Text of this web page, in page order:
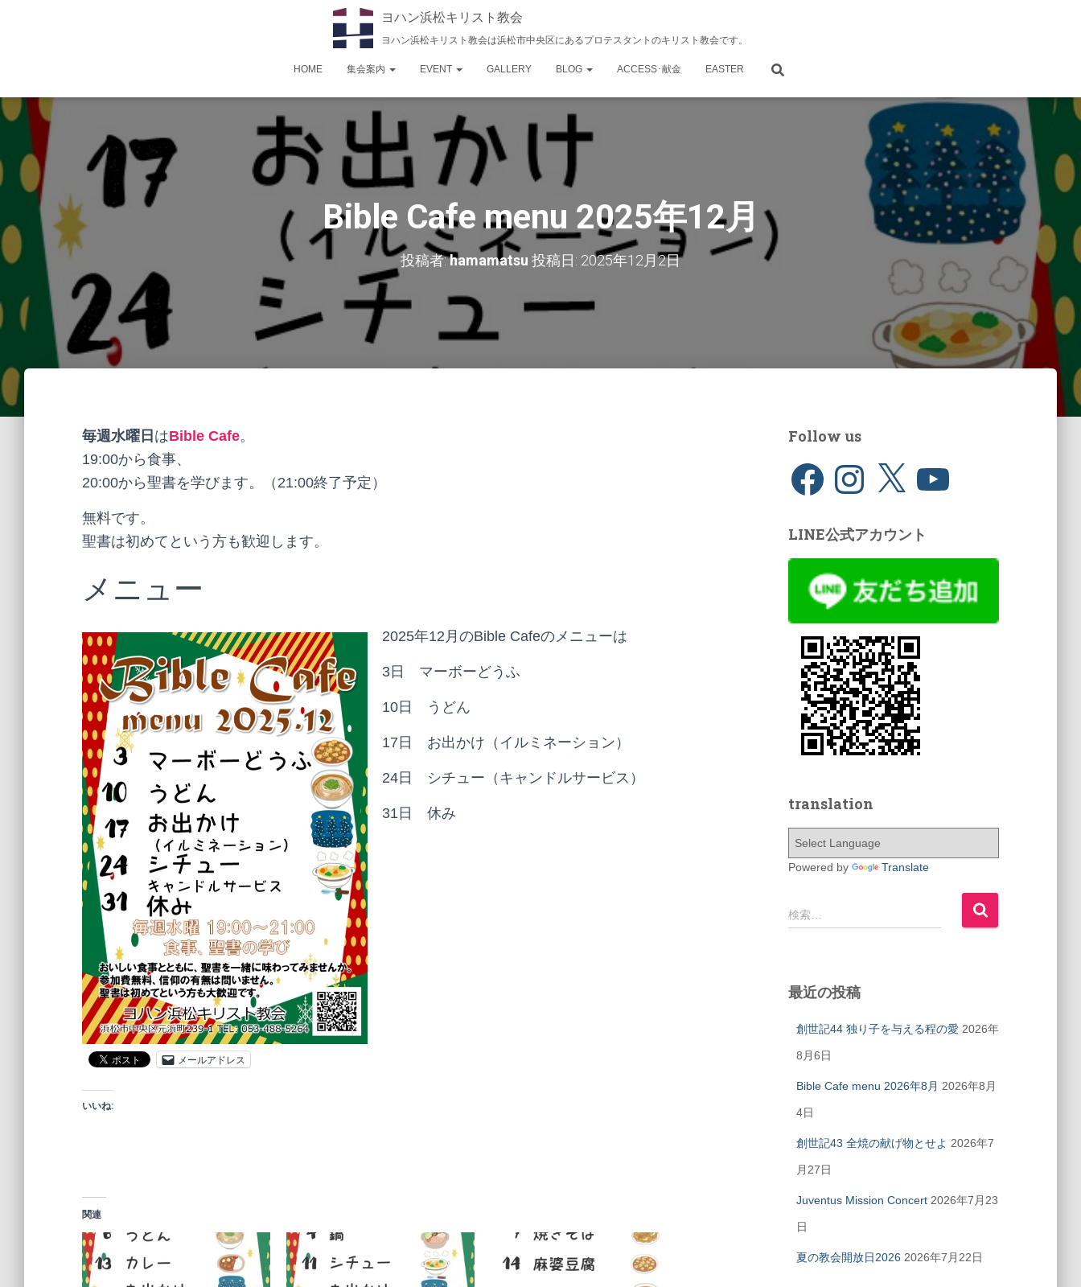
ヨハン浜松キリスト教会
ヨハン浜松キリスト教会は浜松市中央区にあるプロテスタントのキリスト教会です。
HOME 集会案内 EVENT GALLERY BLOG ACCESS･献金 EASTER
Bible Cafe menu 2025年12月
投稿者:hamamatsu 投稿日: 2025年12月2日
毎週水曜日 はBible Cafe。
19:00から食事、
20:00から聖書を学びます。（21:00終了予定）
無料です。
聖書は初めてという方も歓迎します。
メニュー
2025年12月のBible Cafeのメニューは
3日 マーボーどうふ
10日 うどん
17日 お出かけ（イルミネーション）
24日 シチュー（キャンドルサービス）
31日 休み
メールアドレス
いいね:
関連
Follow us
a
c
o
k
n
r
a
o
u
e
LINE公式アカウント
translation
Powered by Translate
検
索
検索…
最近の投稿
創世記44 独り子を与える程の愛 2026年
8月6日
Bible Cafe menu 2026年8月 2026年8月
4日
創世記43 全焼の献げ物とせよ 2026年7
月27日
Juventus Mission Concert 2026年7月23
日
夏の教会開放日2026 2026年7月22日